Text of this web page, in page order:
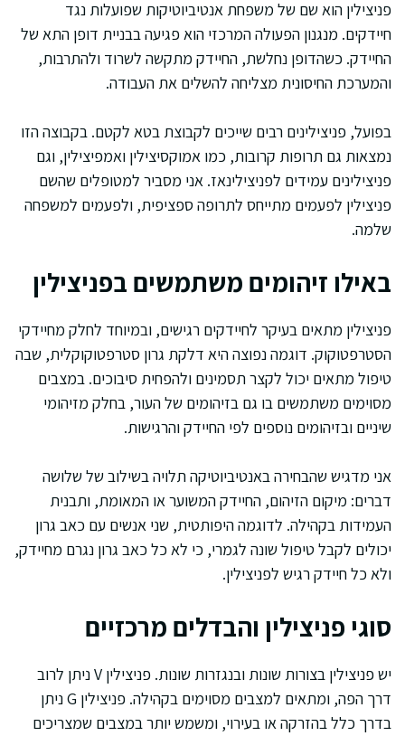
פניצילין הוא שם של משפחת אנטיביוטיקות שפועלות נגד
חיידקים. מנגנון הפעולה המרכזי הוא פגיעה בבניית דופן התא של
החיידק. כשהדופן נחלשת, החיידק מתקשה לשרוד ולהתרבות,
והמערכת החיסונית מצליחה להשלים את העבודה.
בפועל, פניצילינים רבים שייכים לקבוצת בטא לקטם. בקבוצה הזו
נמצאות גם תרופות קרובות, כמו אמוקסיצילין ואמפיצילין, וגם
פניצילינים עמידים לפניצילינאז. אני מסביר למטופלים שהשם
פניצילין לפעמים מתייחס לתרופה ספציפית, ולפעמים למשפחה
שלמה.
באילו זיהומים משתמשים בפניצילין
פניצילין מתאים בעיקר לחיידקים רגישים, ובמיוחד לחלק מחיידקי
הסטרפטוקוק. דוגמה נפוצה היא דלקת גרון סטרפטוקוקלית, שבה
טיפול מתאים יכול לקצר תסמינים ולהפחית סיבוכים. במצבים
מסוימים משתמשים בו גם בזיהומים של העור, בחלק מזיהומי
שיניים ובזיהומים נוספים לפי החיידק והרגישות.
אני מדגיש שהבחירה באנטיביוטיקה תלויה בשילוב של שלושה
דברים: מיקום הזיהום, החיידק המשוער או המאומת, ותבנית
העמידות בקהילה. לדוגמה היפותטית, שני אנשים עם כאב גרון
יכולים לקבל טיפול שונה לגמרי, כי לא כל כאב גרון נגרם מחיידק,
ולא כל חיידק רגיש לפניצילין.
סוגי פניצילין והבדלים מרכזיים
יש פניצילין בצורות שונות ובנגזרות שונות. פניצילין V ניתן לרוב
דרך הפה, ומתאים למצבים מסוימים בקהילה. פניצילין G ניתן
בדרך כלל בהזרקה או בעירוי, ומשמש יותר במצבים שמצריכים